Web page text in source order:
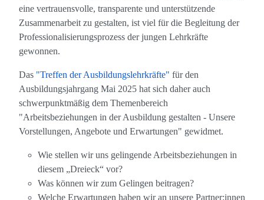
eine vertrauensvolle, transparente und unterstützende
Zusammenarbeit zu gestalten, ist viel für die Begleitung der
Professionalisierungsprozess der jungen Lehrkräfte
gewonnen.
Das "Treffen der Ausbildungslehrkräfte" für den
Ausbildungsjahrgang Mai 2025 hat sich daher auch
schwerpunktmäßig dem Themenbereich
"Arbeitsbeziehungen in der Ausbildung gestalten - Unsere
Vorstellungen, Angebote und Erwartungen" gewidmet.
Wie stellen wir uns gelingende Arbeitsbeziehungen in
diesem „Dreieck“ vor?
Was können wir zum Gelingen beitragen?
Welche Erwartungen haben wir an unsere Partner:innen